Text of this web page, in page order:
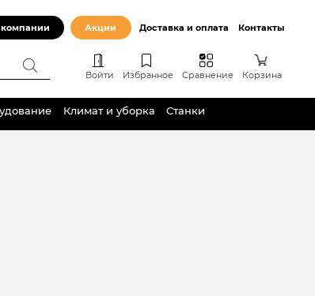
Акции Доставка и оплата Контакты
Войти Избранное Сравнение Корзина
Климат и уборка Станки